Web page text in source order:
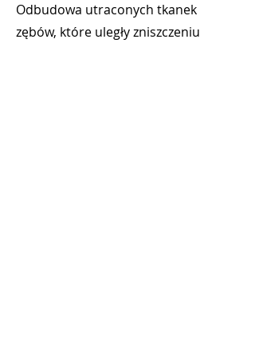
Odbudowa utraconych tkanek
zębów, które uległy zniszczeniu